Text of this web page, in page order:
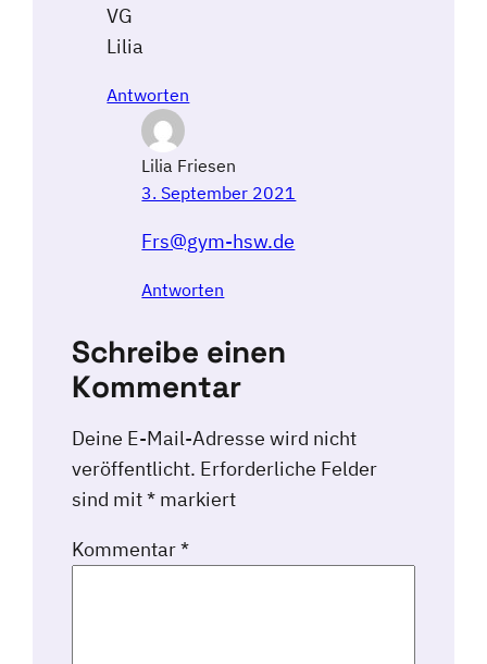
VG
Lilia
Antworten
Lilia Friesen
3. September 2021
Frs@gym-hsw.de
Antworten
Schreibe einen
Kommentar
Deine E-Mail-Adresse wird nicht
veröffentlicht. Erforderliche Felder
sind mit* markiert
Kommentar*